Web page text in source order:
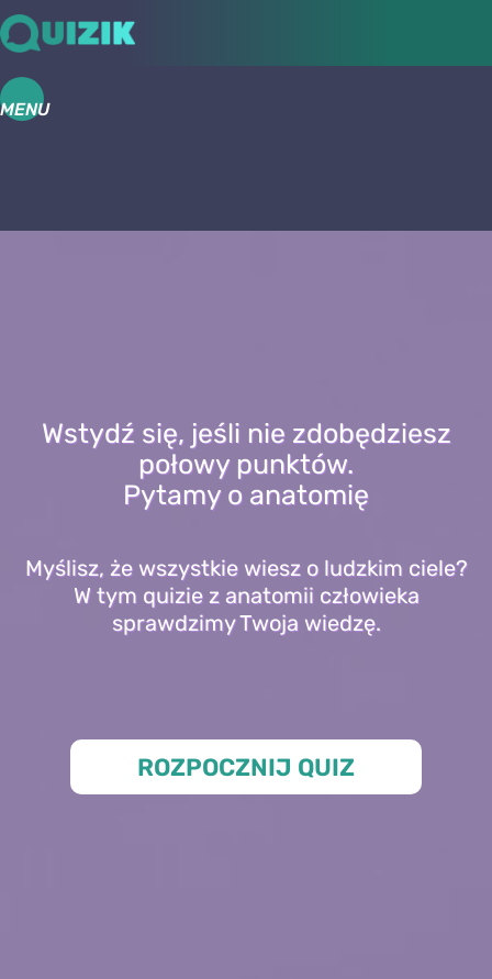
MENU
Wstydź się, jeśli nie zdobędziesz
połowy punktów.
Pytamy o anatomię
Myślisz, że wszystkie wiesz o ludzkim ciele?
W tym quizie z anatomii człowieka
sprawdzimy Twoja wiedzę.
ROZPOCZNIJ QUIZ